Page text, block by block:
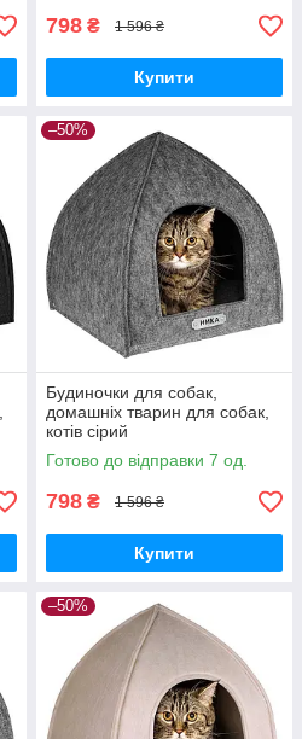
798 ₴ 1 596 ₴
Купити
–50%
Будиночки для собак,
домашніх тварин для собак,
котів сірий
Готово до відправки 7 од.
798 ₴ 1 596 ₴
Купити
–50%